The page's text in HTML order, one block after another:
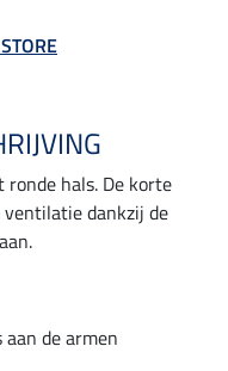
hals. De korte
dankzij de
aan de armen